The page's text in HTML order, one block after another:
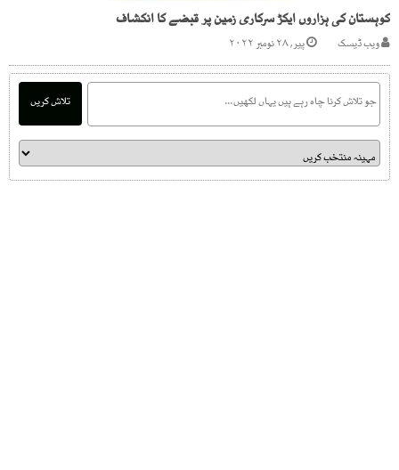
کوہستان کی ہزاروں ایکڑ سرکاری زمین پر قبضے کا انکشاف
ویب ڈیسک پیر, ۲۸ نومبر ۲۰۲۲
تلاش کریں